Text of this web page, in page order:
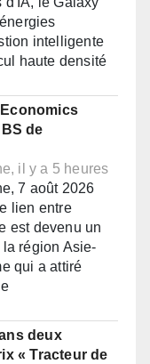
intelligente
haute densité
de
il y a 5 heures
7 août 2026
lien entre
est devenu un
région Asie-
qui a attiré
deux
« Tracteur de